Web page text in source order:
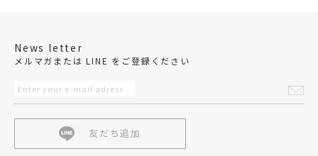
News letter
メルマガまたは LINE をご登録ください
友だち追加